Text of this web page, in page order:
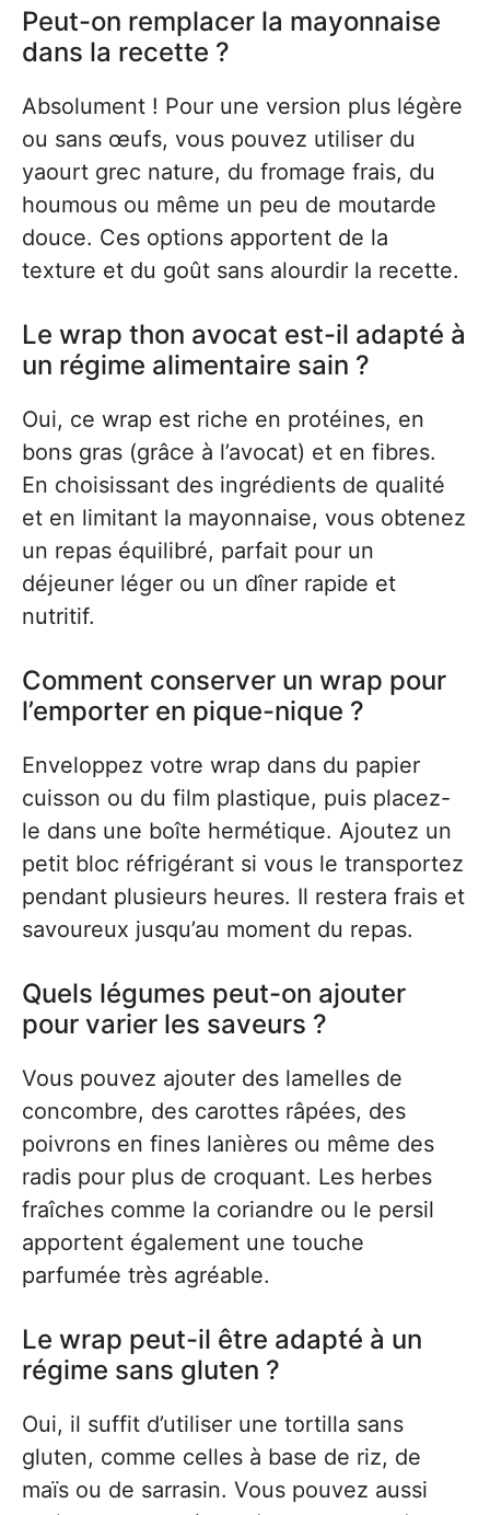
Peut-on remplacer la mayonnaise
dans la recette ?
Absolument ! Pour une version plus légère
ou sans œufs, vous pouvez utiliser du
yaourt grec nature, du fromage frais, du
houmous ou même un peu de moutarde
douce. Ces options apportent de la
texture et du goût sans alourdir la recette.
Le wrap thon avocat est-il adapté à
un régime alimentaire sain ?
Oui, ce wrap est riche en protéines, en
bons gras (grâce à l’avocat) et en fibres.
En choisissant des ingrédients de qualité
et en limitant la mayonnaise, vous obtenez
un repas équilibré, parfait pour un
déjeuner léger ou un dîner rapide et
nutritif.
Comment conserver un wrap pour
l’emporter en pique-nique ?
Enveloppez votre wrap dans du papier
cuisson ou du film plastique, puis placez-
le dans une boîte hermétique. Ajoutez un
petit bloc réfrigérant si vous le transportez
pendant plusieurs heures. Il restera frais et
savoureux jusqu’au moment du repas.
Quels légumes peut-on ajouter
pour varier les saveurs ?
Vous pouvez ajouter des lamelles de
concombre, des carottes râpées, des
poivrons en fines lanières ou même des
radis pour plus de croquant. Les herbes
fraîches comme la coriandre ou le persil
apportent également une touche
parfumée très agréable.
Le wrap peut-il être adapté à un
régime sans gluten ?
Oui, il suffit d’utiliser une tortilla sans
gluten, comme celles à base de riz, de
maïs ou de sarrasin. Vous pouvez aussi